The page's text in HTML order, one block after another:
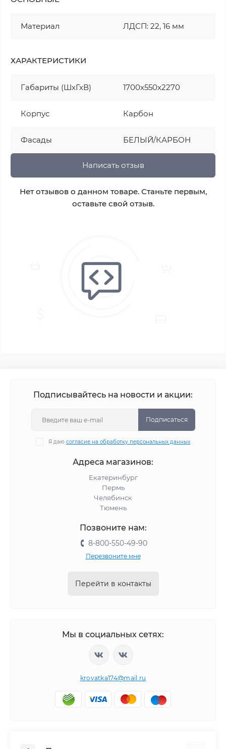
Материал ЛДСП: 22, 16 мм
ХАРАКТЕРИСТИКИ
Габариты (ШхГхВ) 1700х550х2270
Корпус Карбон
Фасады БЕЛЫЙ/КАРБОН
Написать отзыв
Нет отзывов о данном товаре. Станьте первым,
оставьте свой отзыв.
Подписывайтесь на новости и акции:
Подписаться
Я даю согласие на обработку персональных данных
Адреса магазинов:
Екатеринбург
Пермь
Челябинск
Тюмень
Позвоните нам:
8-800-550-49-90
Перезвоните мне
Перейти в контакты
Мы в социальных сетях:
krovatka174@mail.ru